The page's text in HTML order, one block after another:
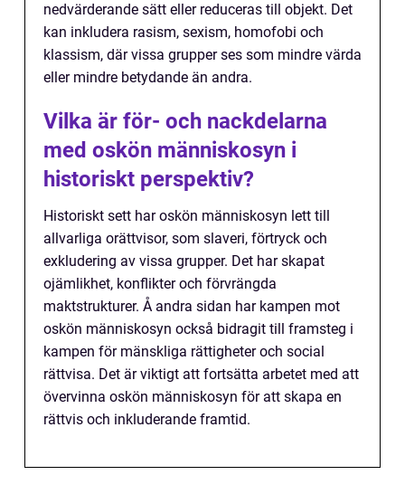
nedvärderande sätt eller reduceras till objekt. Det
kan inkludera rasism, sexism, homofobi och
klassism, där vissa grupper ses som mindre värda
eller mindre betydande än andra.
Vilka är för- och nackdelarna
med oskön människosyn i
historiskt perspektiv?
Historiskt sett har oskön människosyn lett till
allvarliga orättvisor, som slaveri, förtryck och
exkludering av vissa grupper. Det har skapat
ojämlikhet, konflikter och förvrängda
maktstrukturer. Å andra sidan har kampen mot
oskön människosyn också bidragit till framsteg i
kampen för mänskliga rättigheter och social
rättvisa. Det är viktigt att fortsätta arbetet med att
övervinna oskön människosyn för att skapa en
rättvis och inkluderande framtid.